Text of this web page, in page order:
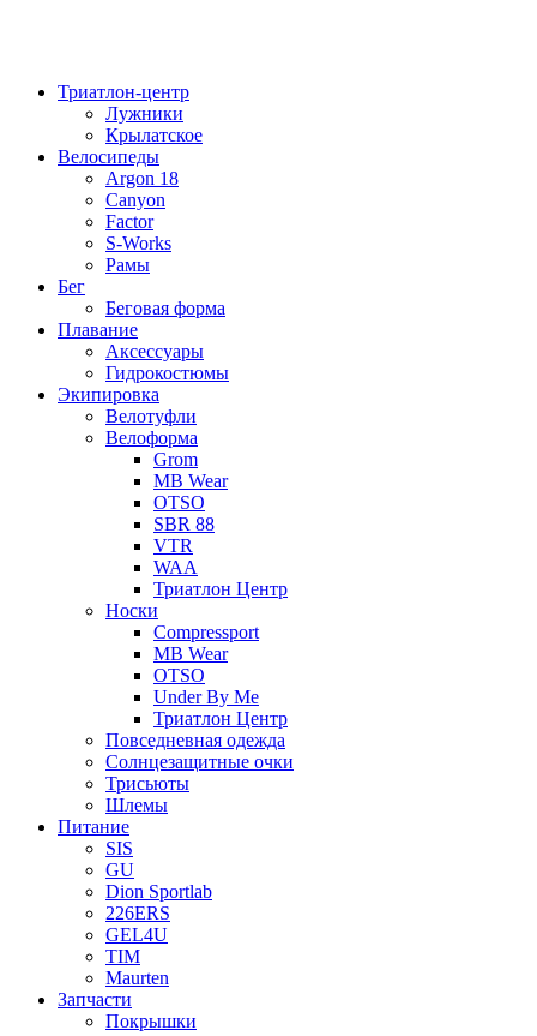
Триатлон-центр
Лужники
Крылатское
Велосипеды
Argon 18
Canyon
Factor
S-Works
Рамы
Бег
Беговая форма
Плавание
Аксессуары
Гидрокостюмы
Экипировка
Велотуфли
Велоформа
Grom
MB Wear
OTSO
SBR 88
VTR
WAA
Триатлон Центр
Носки
Compressport
MB Wear
OTSO
Under By Me
Триатлон Центр
Повседневная одежда
Солнцезащитные очки
Трисьюты
Шлемы
Питание
SIS
GU
Dion Sportlab
226ERS
GEL4U
TIM
Maurten
Запчасти
Покрышки